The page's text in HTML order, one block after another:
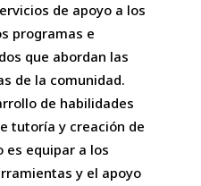
de apoyo a los
programas e
que abordan las
de la comunidad.
de habilidades
tutoría y creación de
es equipar a los
y el apoyo